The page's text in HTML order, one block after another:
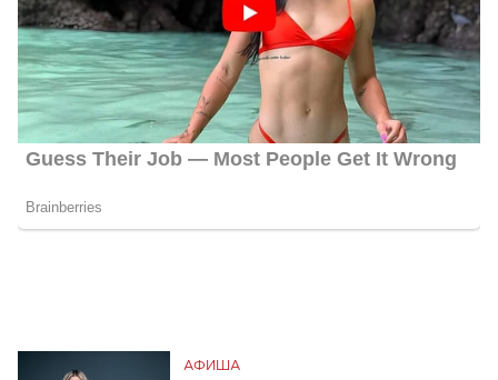
АФИША